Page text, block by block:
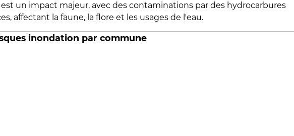
un impact majeur, avec des contaminations par des hydrocarbures
affectant la faune, la flore et les usages de l'eau.
inondation par commune